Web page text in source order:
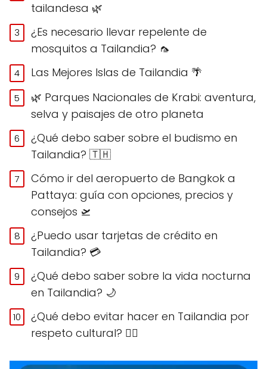
tailandesa 🌿
¿Es necesario llevar repelente de
mosquitos a Tailandia? 🦟
Las Mejores Islas de Tailandia 🌴
🌿 Parques Nacionales de Krabi: aventura,
selva y paisajes de otro planeta
¿Qué debo saber sobre el budismo en
Tailandia? 🇹🇭
Cómo ir del aeropuerto de Bangkok a
Pattaya: guía con opciones, precios y
consejos 🛫
¿Puedo usar tarjetas de crédito en
Tailandia? 💳
¿Qué debo saber sobre la vida nocturna
en Tailandia? 🌙
¿Qué debo evitar hacer en Tailandia por
respeto cultural? 🙅‍♀️